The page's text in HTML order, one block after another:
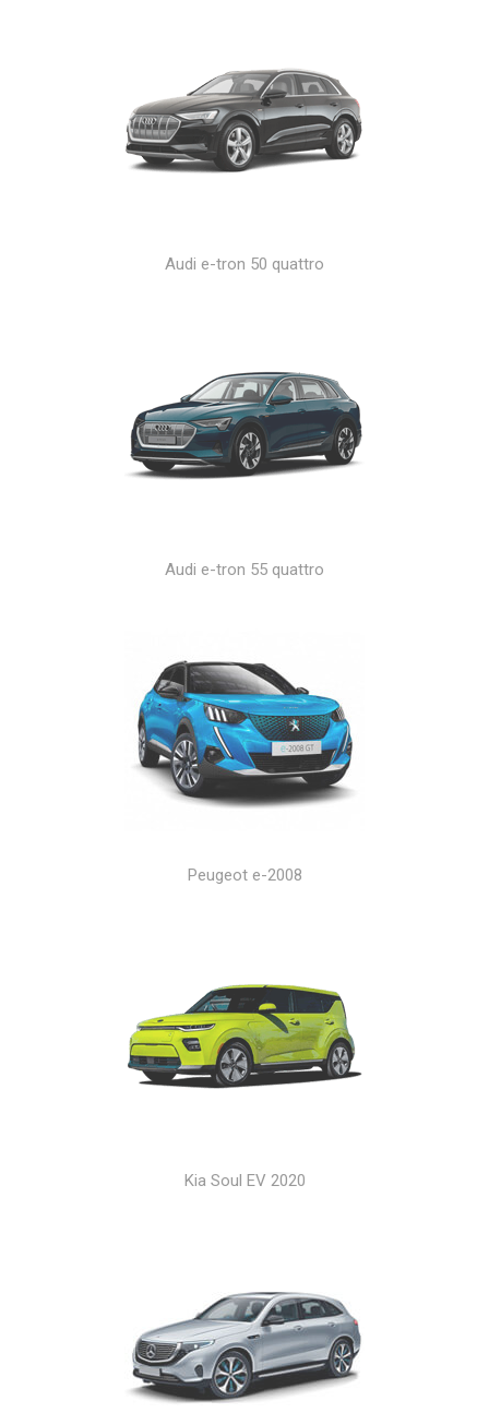
Audi e-tron 50 quattro
Audi e-tron 55 quattro
Peugeot e-2008
Kia Soul EV 2020